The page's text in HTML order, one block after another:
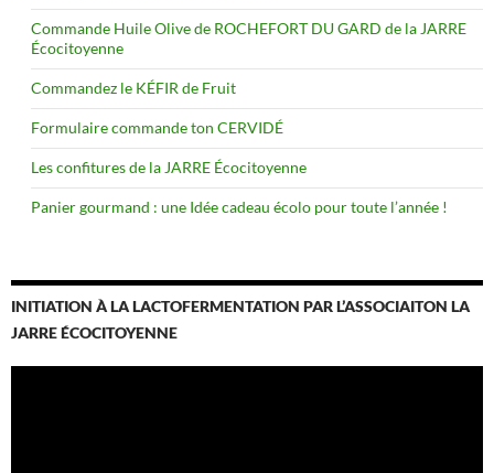
Commande Huile Olive de ROCHEFORT DU GARD de la JARRE
Écocitoyenne
Commandez le KÉFIR de Fruit
Formulaire commande ton CERVIDÉ
Les confitures de la JARRE Écocitoyenne
Panier gourmand : une Idée cadeau écolo pour toute l’année !
INITIATION À LA LACTOFERMENTATION PAR L’ASSOCIAITON LA
JARRE ÉCOCITOYENNE